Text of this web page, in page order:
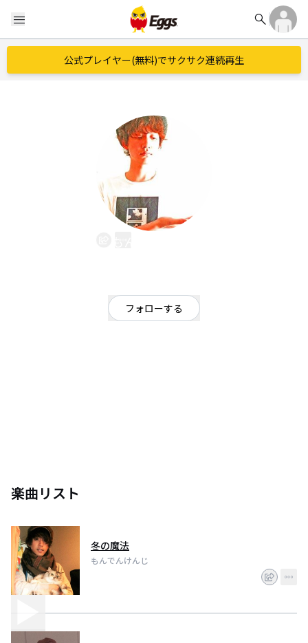
menu search
公式プレイヤー(無料)でサクサク連続再生
フォローする
楽曲では素直な歌声と日常に寄り添った歌詞で独自の世界観を描き、Blogに
は愛猫ジュリアンとの日常が愛らしく描かれるゆるキャラなミュージシャ
相方Koji（ConvenienStyleボーカル)との仲良しRadio番組『Koji&Kenjiの
Close to You』が人気。音楽界のオクメンNo.1を目指す。
楽曲リスト
冬の魔法
もんでんけんじ